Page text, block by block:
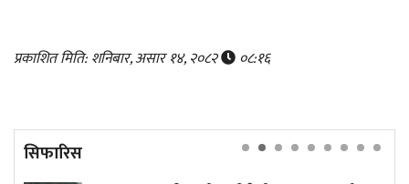
प्रकाशित मिति: शनिबार, असार १४, २०८२ ०८:१६
सिफारिस